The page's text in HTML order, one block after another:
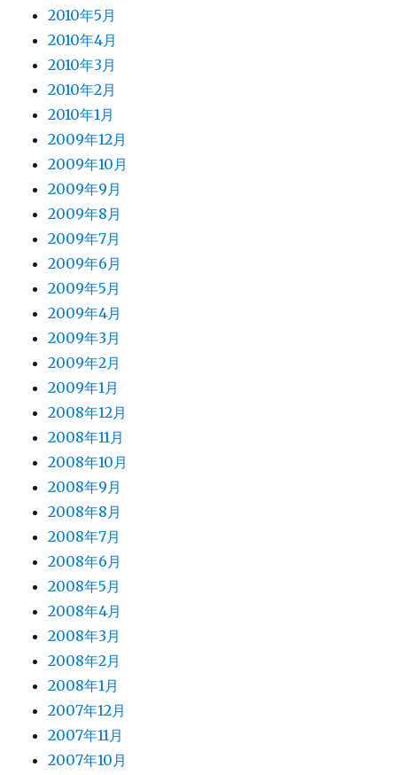
2010年5月
2010年4月
2010年3月
2010年2月
2010年1月
2009年12月
2009年10月
2009年9月
2009年8月
2009年7月
2009年6月
2009年5月
2009年4月
2009年3月
2009年2月
2009年1月
2008年12月
2008年11月
2008年10月
2008年9月
2008年8月
2008年7月
2008年6月
2008年5月
2008年4月
2008年3月
2008年2月
2008年1月
2007年12月
2007年11月
2007年10月